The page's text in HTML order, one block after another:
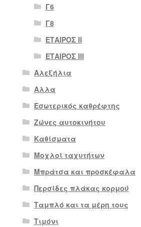
Γ6
Γ8
ΕΤΑΙΡΟΣ II
ΕΤΑΙΡΟΣ III
Αλεξήλια
Αλλα
Εσωτερικός καθρέφτης
Ζώνες αυτοκινήτου
Καθίσματα
Μοχλοί ταχυτήτων
Μπράτσα και προσκέφαλα
Περσίδες πλάκας κορμού
Ταμπλό και τα μέρη τους
Τιμόνι